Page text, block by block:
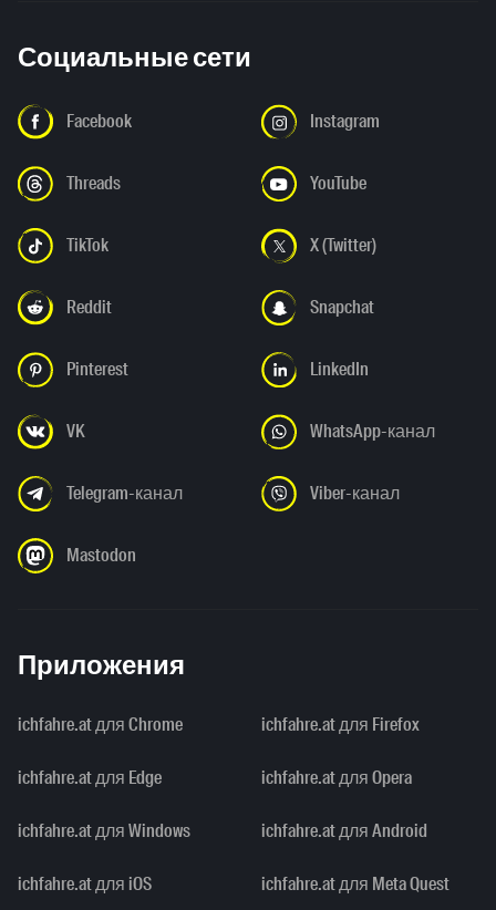
Социальные сети
Facebook Instagram
Threads YouTube
TikTok X (Twitter)
Reddit Snapchat
Pinterest LinkedIn
VK WhatsApp-канал
Telegram-канал Viber-канал
Mastodon
Приложения
ichfahre.at для Chrome ichfahre.at для Firefox
ichfahre.at для Edge ichfahre.at для Opera
ichfahre.at для Windows ichfahre.at для Android
ichfahre.at для iOS ichfahre.at для Meta Quest